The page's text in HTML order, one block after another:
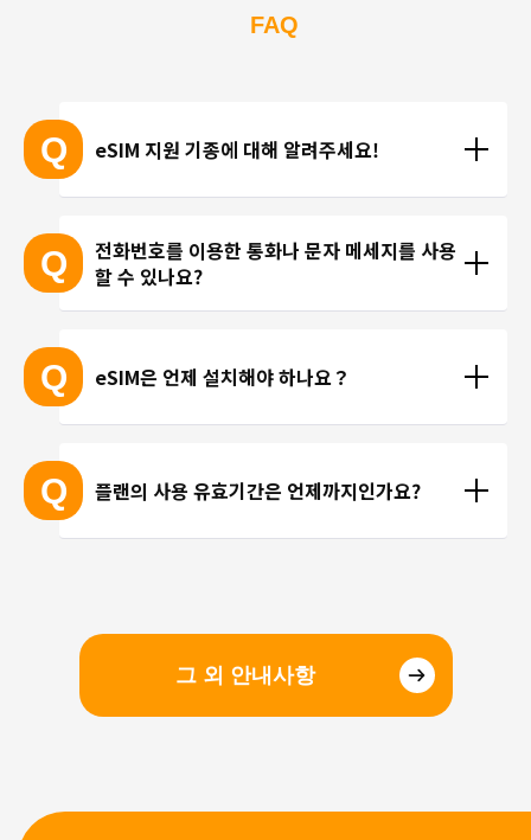
FAQ
Q eSIM 지원 기종에 대해 알려주세요!
※ eSIM 지원 기기가 계속 출시되고 있기 때문에 최신
기기는 목록에 포함되지 않을 수 있습니다.
※ 고객님의 기기가 eSIM을 지원하는지 여부에 대해
서는 개별 문의를 통해 확인해 드리지 않습니다.
Q
전화번호를 이용한 통화나 문자 메세지를 사용
할 수 있나요?
고 있지 않습니다. 카카오톡, 인스타그램 등 인터넷 회
선을 이용한 통화를 이용해 주시기 바랍니다.
Q eSIM은 언제 설치해야 하나요？
하셔도 괜찮습니다. 현지 공항의 와이파이 속도가 걱
정되시는 분들은 국내에서 설치 및 설정을 완료하고,
현지에서 eSIM만 전환하는 방법을 추천해 드립니다.
Q 플랜의 사용 유효기간은 언제까지인가요?
그 외 안내사항